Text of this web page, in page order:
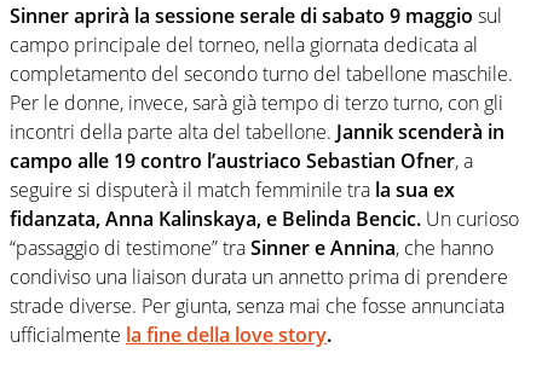
Sinner aprirà la sessione serale di sabato 9 maggio sul
campo principale del torneo, nella giornata dedicata al
completamento del secondo turno del tabellone maschile.
Per le donne, invece, sarà già tempo di terzo turno, con gli
incontri della parte alta del tabellone. Jannik scenderà in
campo alle 19 contro l’austriaco Sebastian Ofner, a
seguire si disputerà il match femminile tra la sua ex
fidanzata, Anna Kalinskaya, e Belinda Bencic. Un curioso
“passaggio di testimone” traSinner e Annina, che hanno
condiviso una liaison durata un annetto prima di prendere
strade diverse. Per giunta, senza mai che fosse annunciata
ufficialmente la fine della love story.